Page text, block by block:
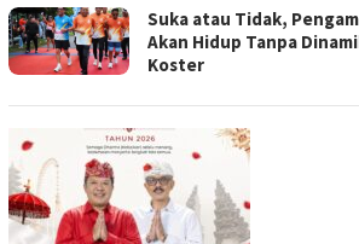
Suka atau Tidak,
Akan Hidup Tanpa
Koster